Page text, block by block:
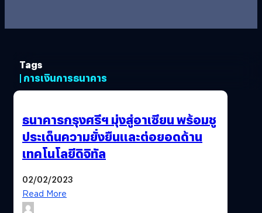
Tags
| การเงินการธนาคาร
ธนาคารกรุงศรีฯ มุ่งสู่อาเซียน พร้อมชู
ประเด็นความยั่งยืนและต่อยอดด้าน
เทคโนโลยีดิจิทัล
02/02/2023
Read More